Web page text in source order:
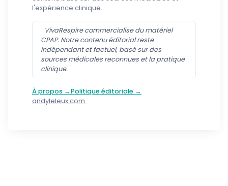
l'expérience clinique.
VivaRespire commercialise du matériel
CPAP. Notre contenu éditorial reste
indépendant et factuel, basé sur des
sources médicales reconnues et la pratique
clinique.
À propos →Politique éditoriale →
andyleleux.com